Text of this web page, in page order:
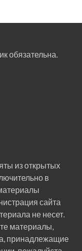
обязательна.
из открытых
в
сайта
не несет.
материалы,
принадлежащие